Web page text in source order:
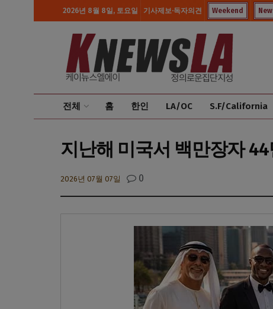
2026년 8월 8일, 토요일 기사제보·독자의견 Weekend
전체 홈 한인 LA/OC S.F/California
지난해 미국서 백만장자
2026년 07월 07일 0